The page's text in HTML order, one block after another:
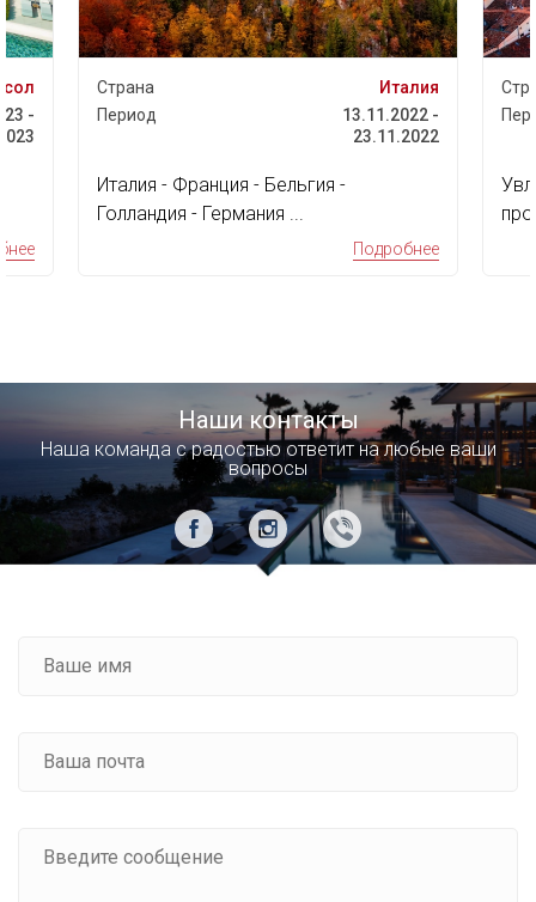
-
Страна
Италия
Период
13.11.2022 -
23.11.2022
Италия - Франция - Бельгия -
Голландия - Германия ...
Подробнее
Наши контакты
Наша команда с радостью ответит на любые ваши
вопросы